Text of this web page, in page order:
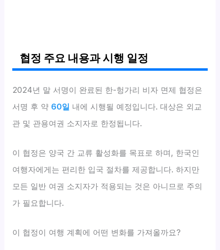
협정 주요 내용과 시행 일정
2024년 말 서명이 완료된 한-헝가리 비자 면제 협정은
서명 후 약 60일 내에 시행될 예정입니다. 대상은 외교
관 및 관용여권 소지자로 한정됩니다.
이 협정은 양국 간 교류 활성화를 목표로 하며, 한국인
여행자에게는 편리한 입국 절차를 제공합니다. 하지만
모든 일반 여권 소지자가 적용되는 것은 아니므로 주의
가 필요합니다.
이 협정이 여행 계획에 어떤 변화를 가져올까요?